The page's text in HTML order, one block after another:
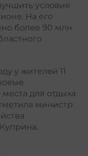
условия
На его
более 90 млн
у жителей 11
для отдыха
министр